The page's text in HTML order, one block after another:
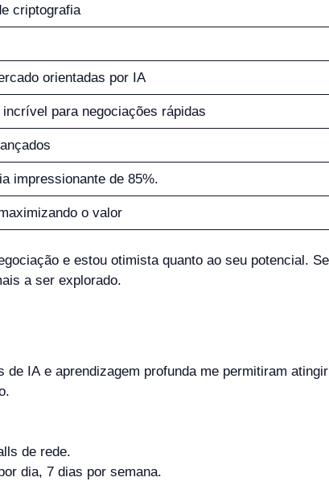
criptografia
orientadas por IA
para negociações rápidas
impressionante de 85%.
o valor
e estou otimista quanto ao seu potencial.
a ser explorado.
de IA e aprendizagem profunda me permitiram
de rede.
dia, 7 dias por semana.